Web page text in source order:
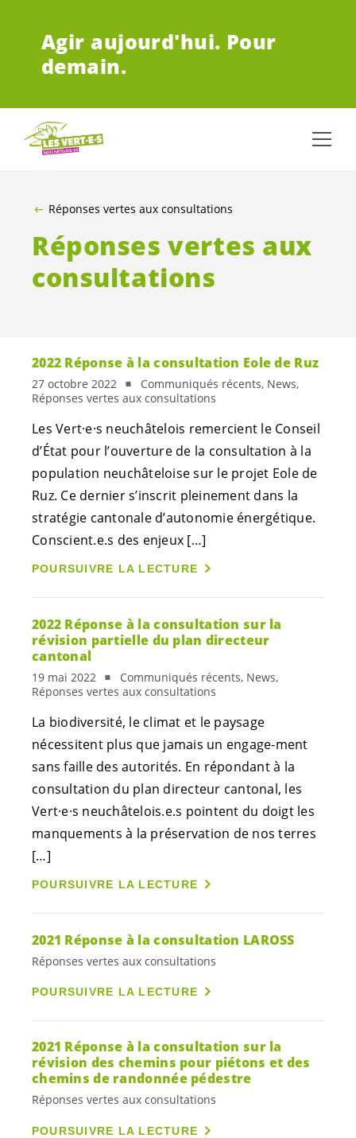
Agir aujourd'hui. Pour
demain.
Réponses vertes aux consultations
Réponses vertes aux
consultations
2022 Réponse à la consultation Eole de Ruz
27 octobre 2022
Communiqués récents, News,
Réponses vertes aux consultations
Les Vert·e·s neuchâtelois remercient le Conseil
d’État pour l’ouverture de la consultation à la
population neuchâteloise sur le projet Eole de
Ruz. Ce dernier s’inscrit pleinement dans la
stratégie cantonale d’autonomie énergétique.
Conscient.e.s des enjeux […]
POURSUIVRE LA LECTURE
2022 Réponse à la consultation sur la
révision partielle du plan directeur
cantonal
19 mai 2022
Communiqués récents, News,
Réponses vertes aux consultations
La biodiversité, le climat et le paysage
nécessitent plus que jamais un engage-ment
sans faille des autorités. En répondant à la
consultation du plan directeur cantonal, les
Vert·e·s neuchâtelois.e.s pointent du doigt les
manquements à la préservation de nos terres
[…]
POURSUIVRE LA LECTURE
2021 Réponse à la consultation LAROSS
Réponses vertes aux consultations
POURSUIVRE LA LECTURE
2021 Réponse à la consultation sur la
révision des chemins pour piétons et des
chemins de randonnée pédestre
Réponses vertes aux consultations
POURSUIVRE LA LECTURE